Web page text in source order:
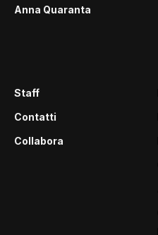
Anna Quaranta
Staff
Contatti
Collabora